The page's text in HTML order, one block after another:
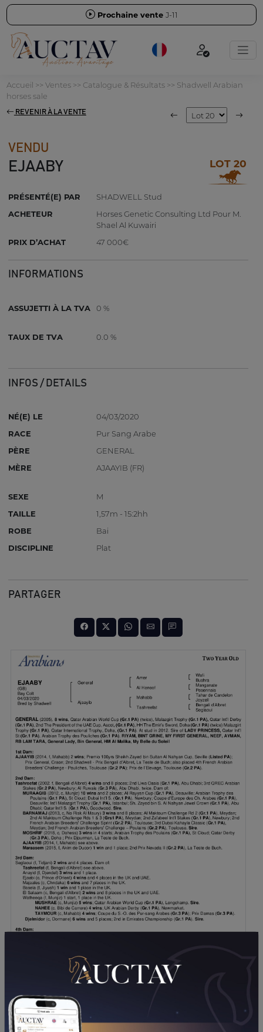
Prochaine vente J-11
Accueil >> Ventes>> Catalogue & Résultats>> Shadwell Arabian
horses sale
REVENIR À LA VENTE
VENDU
EJAABY LOT 20
PRÉSENTÉ(E) PAR
SHADWELL Stud
ACHETEUR
Horses Genetic Consulting Ltd Pour M.
Shael Al Kuwairi
PRIX D’ACHAT
47 000€
INFORMATIONS
ASSUJETTI À LA TVA 0 %
TAUX DE TVA 0.0 %
INFOS / DETAILS
NÉ(E) LE
04/03/2020
RACE
Pur Sang Arabe
PÈRE
GENERAL
MÈRE
AJAAYIB (FR)
SEXE
M
TAILLE
1,57m - 15:2hh
ROBE
Bai
DISCIPLINE
Plat
PARTAGER